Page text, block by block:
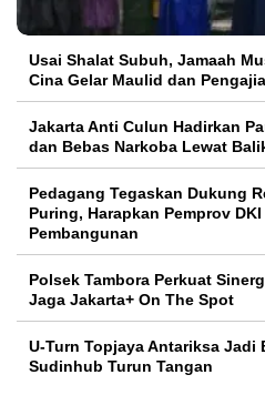
Usai Shalat Subuh, Jamaah
Cina Gelar Maulid dan
Jakarta Anti Culun Hadirkan
dan Bebas Narkoba Lewat
Pedagang Tegaskan Dukung
Puring, Harapkan Pemprov
Pembangunan
Polsek Tambora Perkuat
Jaga Jakarta+ On The Spot
U-Turn Topjaya Antariksa Jadi
Sudinhub Turun Tangan